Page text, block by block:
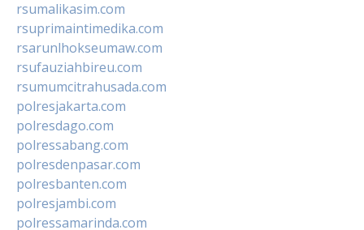
rsumalikasim.com
rsuprimaintimedika.com
rsarunlhokseumaw.com
rsufauziahbireu.com
rsumumcitrahusada.com
polresjakarta.com
polresdago.com
polressabang.com
polresdenpasar.com
polresbanten.com
polresjambi.com
polressamarinda.com